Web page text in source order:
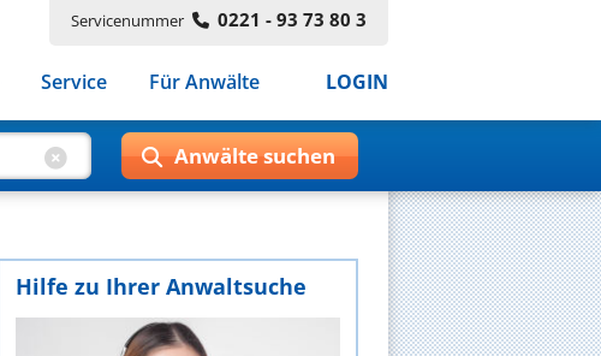
Servicenummer 0221 - 93 73 80 3
Service Für Anwälte LOGIN
Hilfe zu Ihrer Anwaltsuche